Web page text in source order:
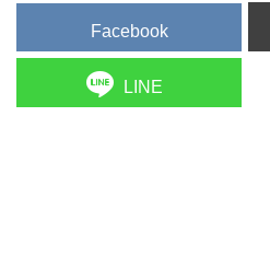
Facebook
LINE